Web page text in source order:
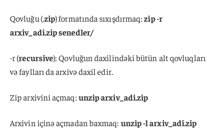
Qovluğu (.zip) formatında sıxışdırmaq:zip -r
arxiv_adi.zip senedler/
-r (recursive): Qovluğun daxilindəki bütün alt qovluqları
və faylları da arxivə daxil edir.
Zip arxivini açmaq:unzip arxiv_adi.zip
Arxivin içinə açmadan baxmaq: unzip -l arxiv_adi.zip